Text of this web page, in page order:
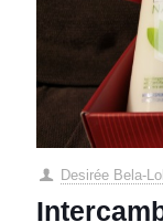
Desirée Bela-